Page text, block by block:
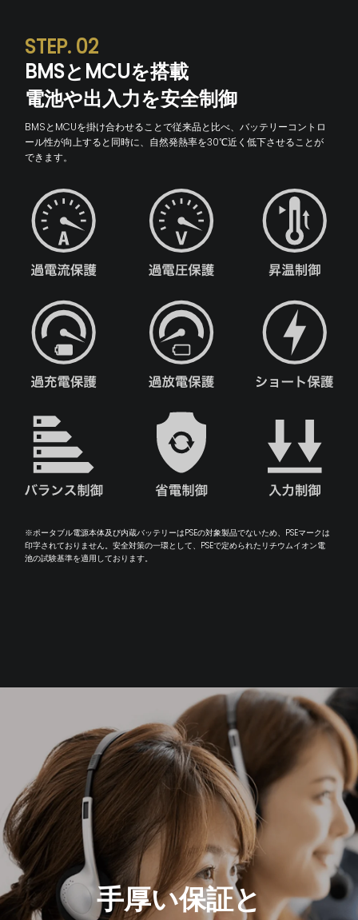
STEP. 02
BMSとMCUを搭載
電池や出入力を安全制御
BMSとMCUを掛け合わせることで従来品と比べ、バッテリーコントロ
ール性が向上すると同時に、自然発熱率を30℃近く低下させることが
できます。
※ポータブル電源本体及び内蔵バッテリーはPSEの対象製品でないため、PSEマークは
印字されておりません。安全対策の一環として、PSEで定められたリチウムイオン電
池の試験基準を適用しております。
手厚い保証と